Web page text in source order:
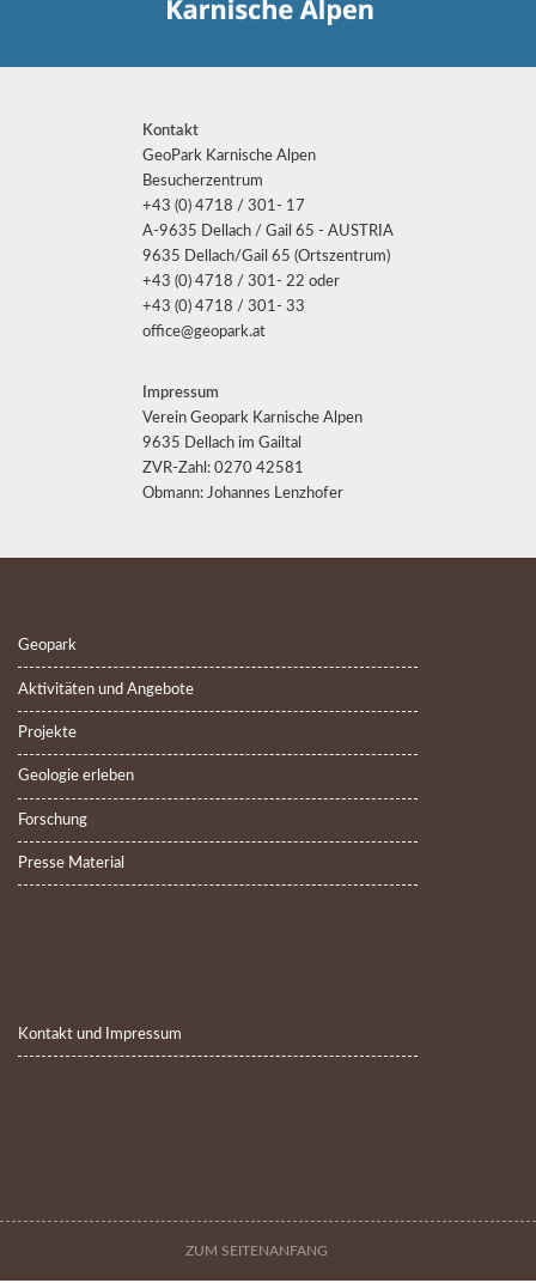
Kontakt
GeoPark Karnische Alpen
Besucherzentrum
+43 (0) 4718 / 301- 17
A-9635 Dellach / Gail 65 - AUSTRIA
9635 Dellach/Gail 65 (Ortszentrum)
+43 (0) 4718 / 301- 22 oder
+43 (0) 4718 / 301- 33
office@geopark.at
Impressum
Verein Geopark Karnische Alpen
9635 Dellach im Gailtal
ZVR-Zahl: 0270 42581
Obmann: Johannes Lenzhofer
Geopark
Aktivitäten und Angebote
Projekte
Geologie erleben
Forschung
Presse Material
Kontakt und Impressum
ZUM SEITENANFANG